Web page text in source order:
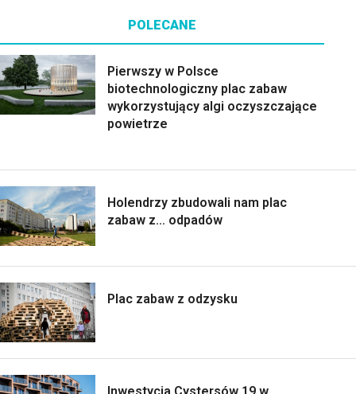
POLECANE
Pierwszy w Polsce
biotechnologiczny plac zabaw
wykorzystujący algi oczyszczające
powietrze
Holendrzy zbudowali nam plac
zabaw z... odpadów
Plac zabaw z odzysku